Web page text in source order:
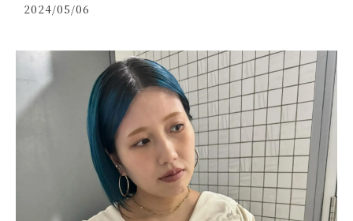
2024/05/06